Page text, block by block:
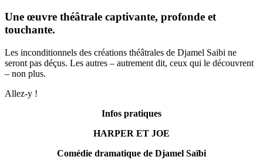
Une œuvre théâtrale captivante, profonde et
touchante.
Les inconditionnels des créations théâtrales de Djamel Saibi ne
seront pas déçus. Les autres – autrement dit, ceux qui le découvrent
– non plus.
Allez-y !
Infos pratiques
HARPER ET JOE
Comédie dramatique de Djamel Saïbi